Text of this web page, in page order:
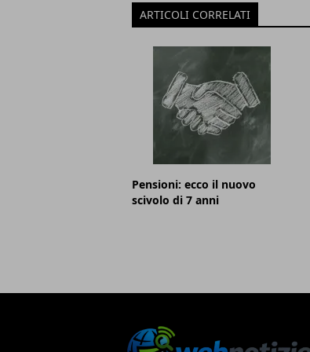
ARTICOLI CORRELATI
Pensioni: ecco il nuovo
scivolo di 7 anni